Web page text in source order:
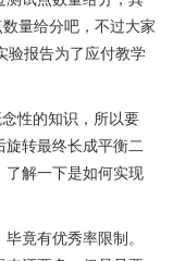
量给分吧，不过大家
验报告为了应付教学
性的知识，所以要
转最终长成平衡二
了解一下是如何实现
竟有优秀率限制。